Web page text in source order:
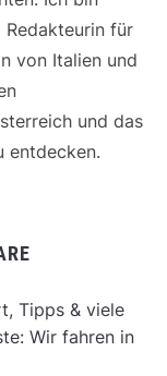
für
von Italien und
und das
entdecken.
Tipps & viele
Wir fahren in